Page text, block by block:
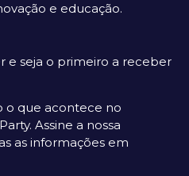
e educação.
e seja o primeiro a receber
o que acontece no
Assine a nossa
as informações em